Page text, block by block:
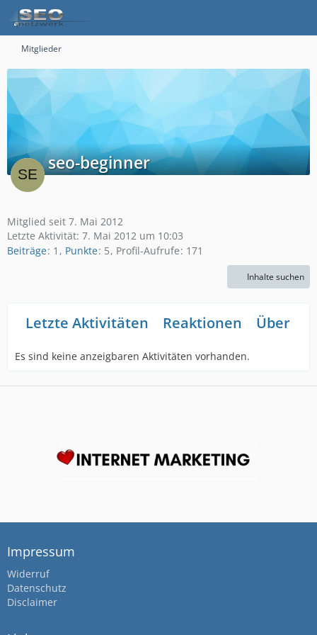
Mitglieder
seo-beginner
Mitglied seit 7. Mai 2012
Letzte Aktivität: 7. Mai 2012 um 10:03
Beiträge 1 Punkte 5 Profil-Aufrufe 171
Inhalte suchen
Letzte Aktivitäten Reaktionen Über
Es sind keine anzeigbaren Aktivitäten vorhanden.
Impressum
Widerruf
Datenschutz
Disclaimer